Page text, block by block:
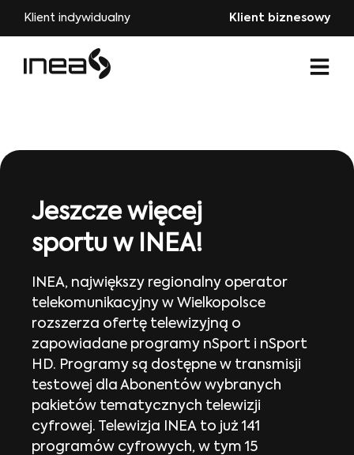
Klient indywidualny Klient biznesowy
Jeszcze więcej
sportu w INEA!
INEA, największy regionalny operator
telekomunikacyjny w Wielkopolsce
rozszerza ofertę telewizyjną o
zapowiadane programy nSport i nSport
HD. Programy są dostępne w transmisji
testowej dla Abonentów wybranych
pakietów tematycznych telewizji
cyfrowej. Telewizja INEA to już 141
programów cyfrowych, w tym 15